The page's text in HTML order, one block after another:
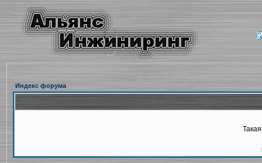
Индекс форума